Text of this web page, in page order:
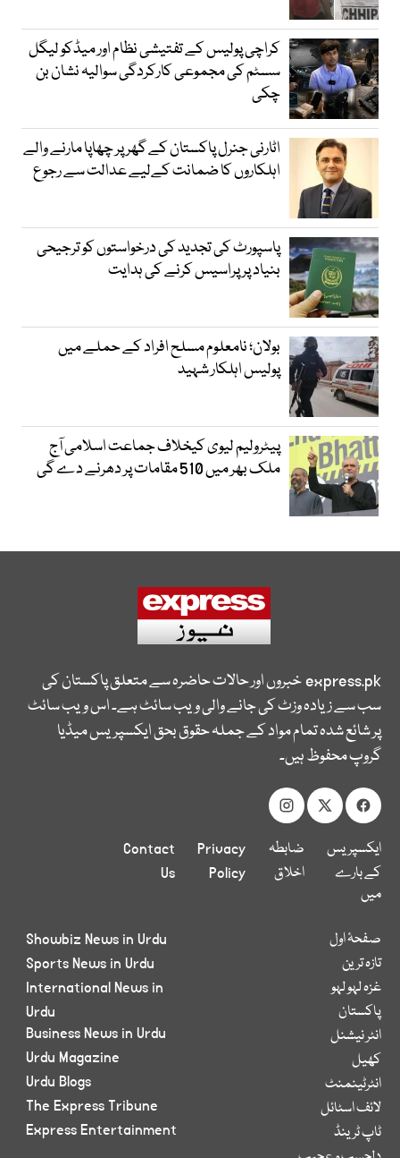
کراچی پولیس کے تفتیشی نظام اور میڈکو لیگل
سسٹم کی مجموعی کارکردگی سوالیہ نشان بن
چکی
اٹارنی جنرل پاکستان کے گھر پر چھاپا مارنے والے
اہلکاروں کا ضمانت کےلیے عدالت سے رجوع
پاسپورٹ کی تجدید کی درخواستوں کو ترجیحی
بنیاد پر پراسیس کرنے کی ہدایت
بولان؛ نامعلوم مسلح افراد کے حملے میں
پولیس اہلکار شہید
پیٹرولیم لیوی کیخلاف جماعت اسلامی آج
ملک بھر میں 510 مقامات پر دھرنے دے گی
express.pkخبروں اور حالات حاضرہ سے متعلق پاکستان کی
سب سے زیادہ وزٹ کی جانے والی ویب سائٹ ہے۔ اس ویب سائٹ
پر شائع شدہ تمام مواد کے جملہ حقوق بحق ایکسپریس میڈیا
گروپ محفوظ ہیں۔
ایکسپریس
کے بارے
میں
ضابطہ
اخلاق
Privacy
Policy
Contact
Us
صفحۂ اول
تازہ ترین
غزہ لہو لہو
پاکستان
انٹر نیشنل
کھیل
انٹرٹینمنٹ
لائف اسٹائل
ٹاپ ٹرینڈ
Showbiz News in Urdu
Sports News in Urdu
International News in
Urdu
Business News in Urdu
Urdu Magazine
Urdu Blogs
The Express Tribune
Express Entertainment